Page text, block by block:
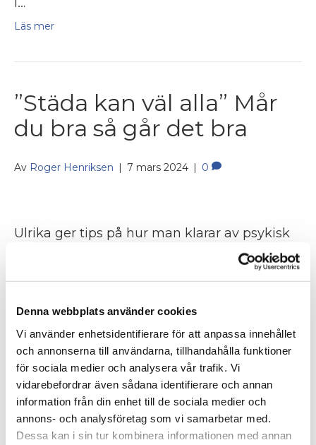
Denna webbplats använder cookies
Vi använder enhetsidentifierare för att anpassa innehållet
och annonserna till användarna, tillhandahålla funktioner
för sociala medier och analysera vår trafik. Vi
vidarebefordrar även sådana identifierare och annan
information från din enhet till de sociala medier och
annons- och analysföretag som vi samarbetar med.
Dessa kan i sin tur kombinera informationen med annan
Läs mer
”Städa kan väl alla” Mår
du bra så går det bra
Av Roger Henriksen | 7 mars 2024 | 0
Ulrika ger tips på hur man klarar av psykisk
stress, höga krav, hur du hittar en balans
mellan höga förväntningar och ansvar.
och samla på positiva händelser, plocka fram
allt bra du gjort. Ulrika säger att vi använder
alldeles för lite feedback. Feedback ska man
slösa med, vi mår…
Läs mer